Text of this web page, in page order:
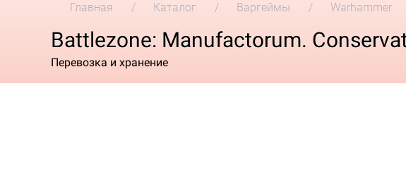
Главная Каталог Варгеймы Warhammer
Battlezone: Manufactorum.
Перевозка и хранение